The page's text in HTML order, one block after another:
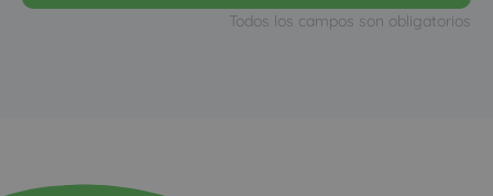
Todos los campos son obligatorios